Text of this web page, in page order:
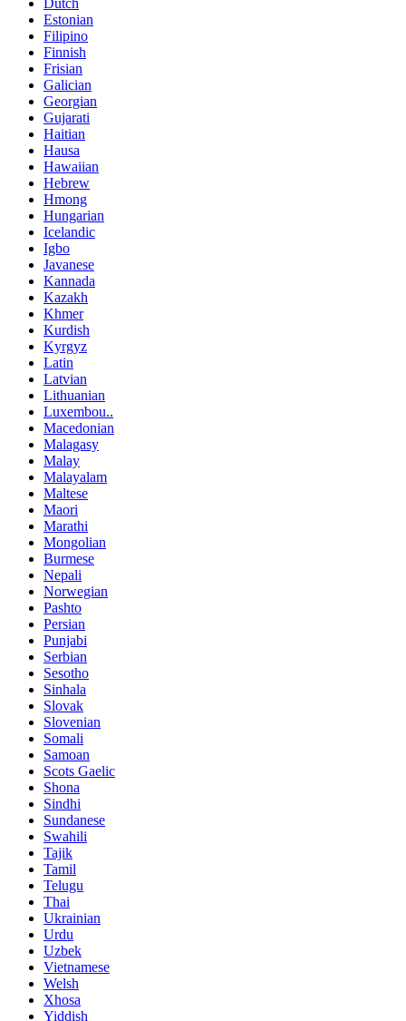
Dutch
Estonian
Filipino
Finnish
Frisian
Galician
Georgian
Gujarati
Haitian
Hausa
Hawaiian
Hebrew
Hmong
Hungarian
Icelandic
Igbo
Javanese
Kannada
Kazakh
Khmer
Kurdish
Kyrgyz
Latin
Latvian
Lithuanian
Luxembou..
Macedonian
Malagasy
Malay
Malayalam
Maltese
Maori
Marathi
Mongolian
Burmese
Nepali
Norwegian
Pashto
Persian
Punjabi
Serbian
Sesotho
Sinhala
Slovak
Slovenian
Somali
Samoan
Scots Gaelic
Shona
Sindhi
Sundanese
Swahili
Tajik
Tamil
Telugu
Thai
Ukrainian
Urdu
Uzbek
Vietnamese
Welsh
Xhosa
Yiddish